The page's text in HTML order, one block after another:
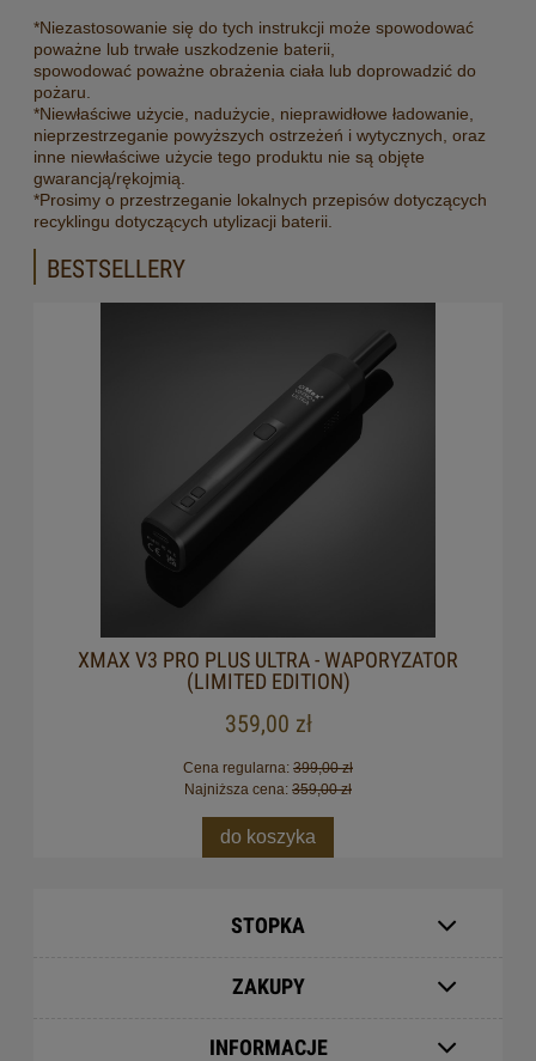
*Niezastosowanie się do tych instrukcji może spowodować
poważne lub trwałe uszkodzenie baterii,
spowodować poważne obrażenia ciała lub doprowadzić do
pożaru.
*Niewłaściwe użycie, nadużycie, nieprawidłowe ładowanie,
nieprzestrzeganie powyższych ostrzeżeń i wytycznych, oraz
inne niewłaściwe użycie tego produktu nie są objęte
gwarancją/rękojmią.
*Prosimy o przestrzeganie lokalnych przepisów dotyczących
recyklingu dotyczących utylizacji baterii.
BESTSELLERY
XMAX V3 PRO PLUS ULTRA - WAPORYZATOR
(LIMITED EDITION)
359,00 zł
Cena regularna: 399,00 zł
Najniższa cena: 359,00 zł
do koszyka
STOPKA
ZAKUPY
INFORMACJE